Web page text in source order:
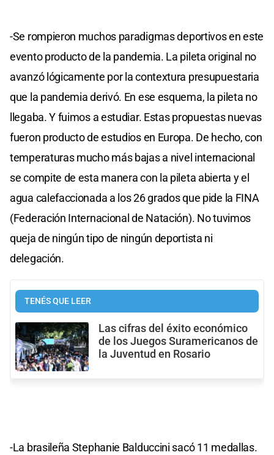
-Se rompieron muchos paradigmas deportivos en este
evento producto de la pandemia. La pileta original no
avanzó lógicamente por la contextura presupuestaria
que la pandemia derivó. En ese esquema, la pileta no
llegaba. Y fuimos a estudiar. Estas propuestas nuevas
fueron producto de estudios en Europa. De hecho, con
temperaturas mucho más bajas a nivel internacional
se compite de esta manera con la pileta abierta y el
agua calefaccionada a los 26 grados que pide la FINA
(Federación Internacional de Natación). No tuvimos
queja de ningún tipo de ningún deportista ni
delegación.
TENÉS QUE LEER
Las cifras del éxito económico
de los Juegos Suramericanos de
la Juventud en Rosario
-La brasileña Stephanie Balduccini sacó 11 medallas.